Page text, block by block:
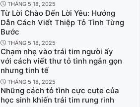
THÁNG 5 18, 2025
Từ Lời Chào Đến Lời Yêu: Hướng
Dẫn Cách Viết Thiệp Tỏ Tình Từng
Bước
THÁNG 5 18, 2025
Chạm nhẹ vào trái tim người ấy
với cách viết thư tỏ tình ngắn gọn
nhưng tinh tế
THÁNG 5 18, 2025
Những cách tỏ tình cực cute của
học sinh khiến trái tim rung rinh